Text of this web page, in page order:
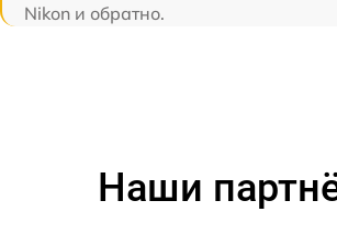
Nikon и обратно.
Наши